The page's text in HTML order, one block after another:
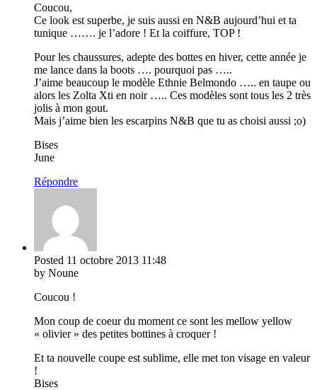
Coucou,
Ce look est superbe, je suis aussi en N&B aujourd’hui et ta
tunique ……. je l’adore ! Et la coiffure, TOP !
Pour les chaussures, adepte des bottes en hiver, cette année je
me lance dans la boots …. pourquoi pas …..
J’aime beaucoup le modèle Ethnie Belmondo ….. en taupe ou
alors les Zolta Xti en noir ….. Ces modèles sont tous les 2 très
jolis à mon gout.
Mais j’aime bien les escarpins N&B que tu as choisi aussi ;o)
Bises
June
Répondre
Posted 11 octobre 2013 11:48
by Noune
Coucou !
Mon coup de coeur du moment ce sont les mellow yellow
« olivier » des petites bottines à croquer !
Et ta nouvelle coupe est sublime, elle met ton visage en valeur
!
Bises